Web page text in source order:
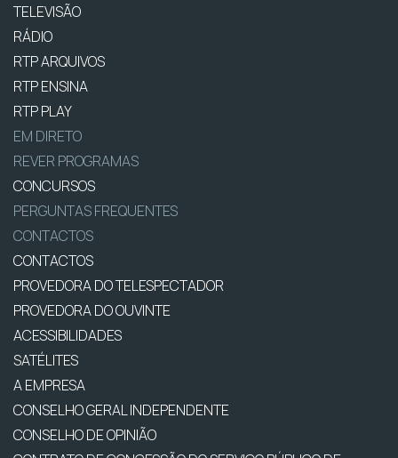
TELEVISÃO
RÁDIO
RTP ARQUIVOS
RTP ENSINA
RTP PLAY
EM DIRETO
REVER PROGRAMAS
CONCURSOS
PERGUNTAS FREQUENTES
CONTACTOS
CONTACTOS
PROVEDORA DO TELESPECTADOR
PROVEDORA DO OUVINTE
ACESSIBILIDADES
SATÉLITES
A EMPRESA
CONSELHO GERAL INDEPENDENTE
CONSELHO DE OPINIÃO